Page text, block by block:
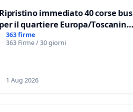
Ripristino immediato 40 corse bus
per il quartiere Europa/Toscanini
di Aprilia
363 firme
363 Firme / 30 giorni
1 Aug 2026